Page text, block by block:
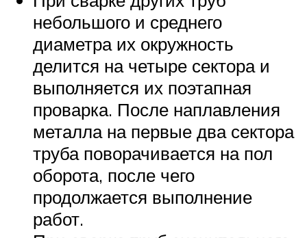
небольшого и среднего
диаметра их окружность
делится на четыре сектора и
выполняется их поэтапная
проварка. После наплавления
металла на первые два сектора
труба поворачивается на пол
оборота, после чего
продолжается выполнение
работ.